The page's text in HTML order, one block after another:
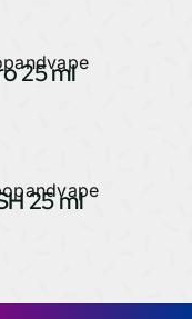
25 ml
25 ml